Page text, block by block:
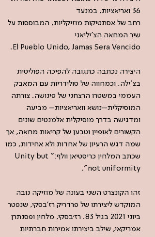
36 ואריאציות, במנעד
רחב של אסתטיקות מוזיקליות, המבוססות על
שיר המחאה הצ'יליאני
El Pueblo Unido, Jamas Sera Vencido.
היצירה נכתבה כתגובה להפיכה הפוליטית
בצ'ילה, וכמחווה של סולידריות עם המאבק
העממי במשטרו הרצחני של פינושה. צורתה
המוסיקלית–נושא וואריאציות– מביעה
ומדגישה בדרך מוסיקלית אלמנטים שונים
הקשורים לאופיין וטבען של קריאות מחאה, אך
שמה דגש הרעיון של אחדות ולא אחידות, כמו
שכתב המלחין כריסטיאן וולף:” Unity but
not uniformity”.
זהו הקונצרט השני בעונה של מוזיקה נובה
המוקדש ליצירתו של פרדריק רז'בסקי, שנפטר
ביוני 2021 בגיל 83. רז׳בסקי, מלחין ופסנתרן
אמריקאי, שילב ביצירתו אמירות חברתיות